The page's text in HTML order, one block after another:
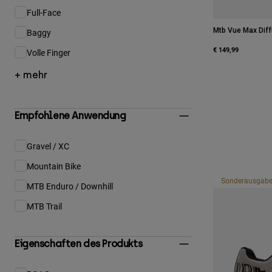
Full-Face
Eingrenzen nach Produktstil: Full-Face
Baggy
Eingrenzen nach Produktstil: Baggy
Volle Finger
Eingrenzen nach Produktstil: Volle Finger
+ mehr
Empfohlene Anwendung
Gravel / XC
Eingrenzen nach Empfohlene Anwendung: Gravel / XC
Mountain Bike
Eingrenzen nach Empfohlene Anwendung: Mountain Bike
MTB Enduro / Downhill
Eingrenzen nach Empfohlene Anwendung: MTB Enduro / Downhill
MTB Trail
Eingrenzen nach Empfohlene Anwendung: MTB Trail
Eigenschaften des Produkts
Mtb Vue Max
€ 149,99
Sonderausgabe